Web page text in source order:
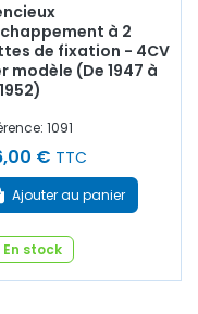
à 2
de fixation - 4CV
modèle (De 1947 à
1091
€ TTC
Ajouter au panier
En stock